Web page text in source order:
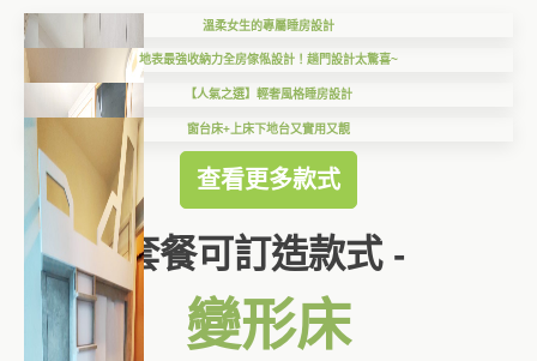
溫柔女生的專屬睡房設計
地表最強收納力全房傢俬設計！趟門設計太驚喜~
【人氣之選】輕奢風格睡房設計
窗台床+上床下地台又實用又靚
查看更多款式
套餐可訂造款式 -
變形床